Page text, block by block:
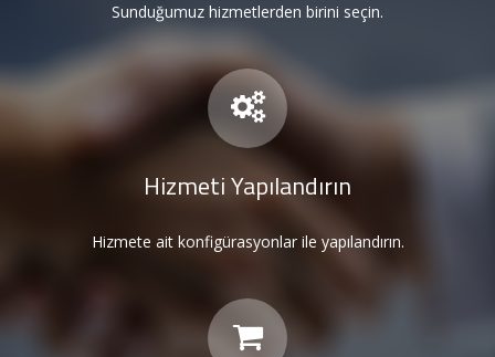
Reseller
Metin2
Hizmetleri
Sunduğumuz hizmetlerden birini seçin.
Hizmeti Yapılandırın
Hizmete ait konfigürasyonlar ile yapılandırın.